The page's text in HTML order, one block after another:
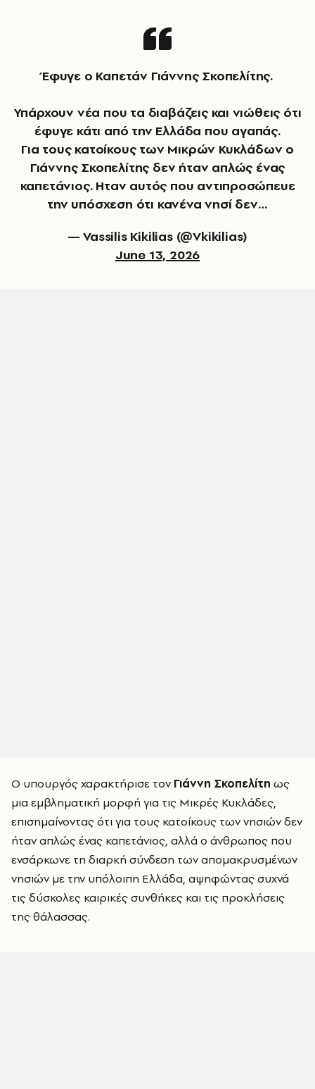
Έφυγε ο Καπετάν Γιάννης Σκοπελίτης.
Υπάρχουν νέα που τα διαβάζεις και νιώθεις ότι
έφυγε κάτι από την Ελλάδα που αγαπάς.
Για τους κατοίκους των Μικρών Κυκλάδων ο
Γιάννης Σκοπελίτης δεν ήταν απλώς ένας
καπετάνιος. Ηταν αυτός που αντιπροσώπευε
την υπόσχεση ότι κανένα νησί δεν…
— Vassilis Kikilias (@Vkikilias)
June 13, 2026
Ο υπουργός χαρακτήρισε τον Γιάννη Σκοπελίτη ως
μια εμβληματική μορφή για τις Μικρές Κυκλάδες,
επισημαίνοντας ότι για τους κατοίκους των νησιών δεν
ήταν απλώς ένας καπετάνιος, αλλά ο άνθρωπος που
ενσάρκωνε τη διαρκή σύνδεση των απομακρυσμένων
νησιών με την υπόλοιπη Ελλάδα, αψηφώντας συχνά
τις δύσκολες καιρικές συνθήκες και τις προκλήσεις
της θάλασσας.